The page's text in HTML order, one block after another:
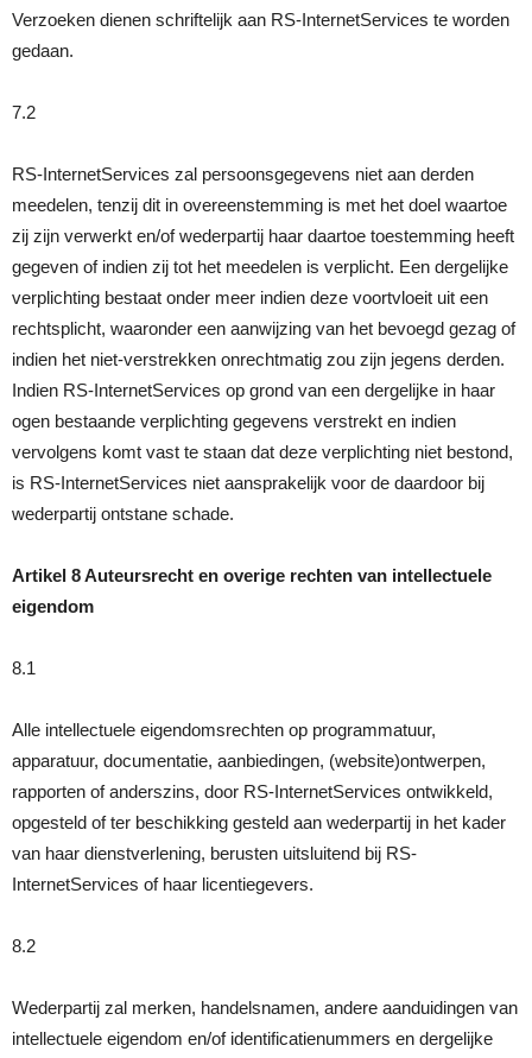
Verzoeken dienen schriftelijk aan RS-InternetServices te worden
gedaan.
7.2
RS-InternetServices zal persoonsgegevens niet aan derden
meedelen, tenzij dit in overeenstemming is met het doel waartoe
zij zijn verwerkt en/of wederpartij haar daartoe toestemming heeft
gegeven of indien zij tot het meedelen is verplicht. Een dergelijke
verplichting bestaat onder meer indien deze voortvloeit uit een
rechtsplicht, waaronder een aanwijzing van het bevoegd gezag of
indien het niet-verstrekken onrechtmatig zou zijn jegens derden.
Indien RS-InternetServices op grond van een dergelijke in haar
ogen bestaande verplichting gegevens verstrekt en indien
vervolgens komt vast te staan dat deze verplichting niet bestond,
is RS-InternetServices niet aansprakelijk voor de daardoor bij
wederpartij ontstane schade.
Artikel 8 Auteursrecht en overige rechten van intellectuele
eigendom
8.1
Alle intellectuele eigendomsrechten op programmatuur,
apparatuur, documentatie, aanbiedingen, (website)ontwerpen,
rapporten of anderszins, door RS-InternetServices ontwikkeld,
opgesteld of ter beschikking gesteld aan wederpartij in het kader
van haar dienstverlening, berusten uitsluitend bij RS-
InternetServices of haar licentiegevers.
8.2
Wederpartij zal merken, handelsnamen, andere aanduidingen van
intellectuele eigendom en/of identificatienummers en dergelijke